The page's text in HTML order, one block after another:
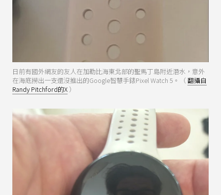
日前有國外網友的友人在加勒比海東北部的聖馬丁島附近潛水，意外
在海底撈出一支還沒推出的Google智慧手錶Pixel Watch 5。（ 翻攝自
Randy Pitchford的X ）